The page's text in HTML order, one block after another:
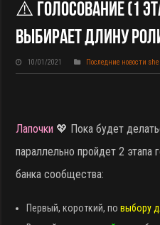
⚠️ Голосование (1
Выбирает Длину
10/01/2021 Последние новости
Лапочки 💖 Пока будет
параллельно пройдет 2 этапа
банка сообщества:
Первый, короткий, повыбору